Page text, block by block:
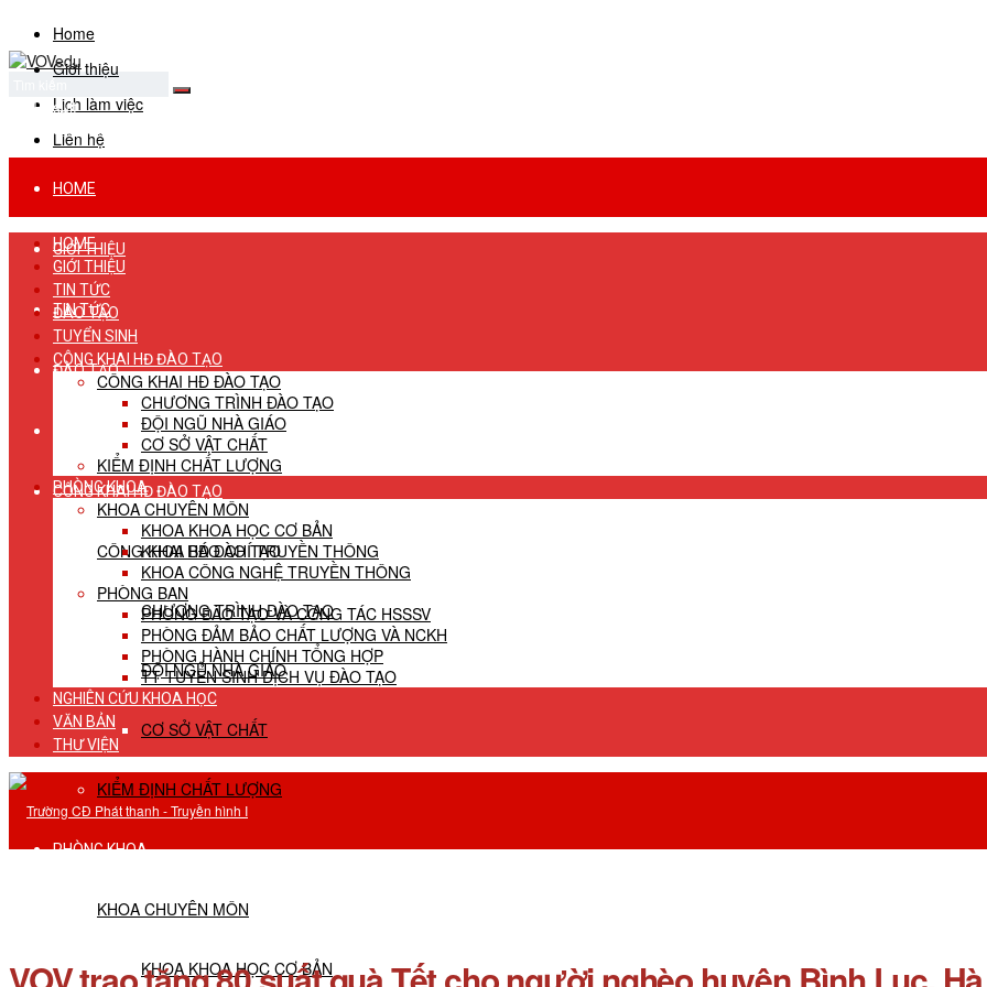
Home
Giới thiệu
Lịch làm việc
Liên hệ
No Result
View All Result
HOME
GIỚI THIỆU
TIN TỨC
ĐÀO TẠO
TUYỂN SINH
CÔNG KHAI HĐ ĐÀO TẠO
CÔNG KHAI HĐ ĐÀO TẠO
CHƯƠNG TRÌNH ĐÀO TẠO
ĐỘI NGŨ NHÀ GIÁO
CƠ SỞ VẬT CHẤT
KIỂM ĐỊNH CHẤT LƯỢNG
PHÒNG KHOA
KHOA CHUYÊN MÔN
KHOA KHOA HỌC CƠ BẢN
HOME
GIỚI THIỆU
TIN TỨC
ĐÀO TẠO
TUYỂN SINH
CÔNG KHAI HĐ ĐÀO TẠO
CÔNG KHAI HĐ ĐÀO TẠO
CHƯƠNG TRÌNH ĐÀO TẠO
ĐỘI NGŨ NHÀ GIÁO
CƠ SỞ VẬT CHẤT
KIỂM ĐỊNH CHẤT LƯỢNG
PHÒNG KHOA
KHOA CHUYÊN MÔN
KHOA KHOA HỌC CƠ BẢN
KHOA BÁO CHÍ TRUYỀN THÔNG
KHOA CÔNG NGHỆ TRUYỀN THÔNG
PHÒNG BAN
PHÒNG ĐÀO TẠO VÀ CÔNG TÁC HSSSV
PHÒNG ĐẢM BẢO CHẤT LƯỢNG VÀ NCKH
PHÒNG HÀNH CHÍNH TỔNG HỢP
TT TUYỂN SINH DỊCH VỤ ĐÀO TẠO
NGHIÊN CỨU KHOA HỌC
VĂN BẢN
THƯ VIỆN